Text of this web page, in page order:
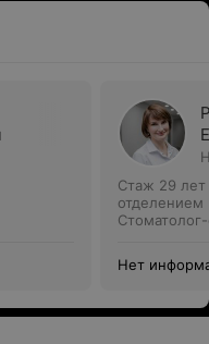
Стаж 29 лет
отделением
Нет